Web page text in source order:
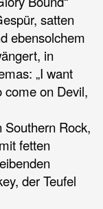
satten
ebensolchem
in
„I want
come on Devil,
Southern Rock,
fetten
der Teufel